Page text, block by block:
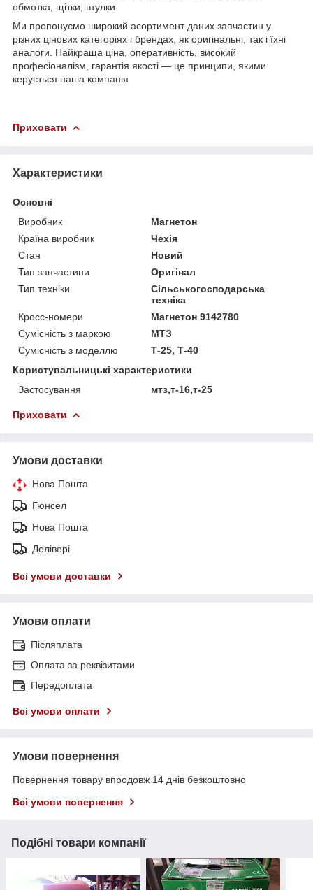
обмотка, щітки, втулки.
Ми пропонуємо широкий асортимент даних запчастин у
різних цінових категоріях і брендах, як оригінальні, так і їхні
аналоги. Найкраща ціна, оперативність, високий
професіоналізм, гарантія якості — це принципи, якими
керується наша компанія
Приховати
Характеристики
Основні
Виробник
Магнетон
Країна виробник
Чехія
Стан
Новий
Тип запчастини
Оригінал
Тип техніки
Сільськогосподарська
техніка
Кросс-номери
Магнетон 9142780
Сумісність з маркою
МТЗ
Сумісність з моделлю
Т-25, Т-40
Користувальницькі характеристики
Застосування
мтз,т-16,т-25
Приховати
Умови доставки
Нова Пошта
Гюнсел
Нова Пошта
Делівері
Всі умови доставки
Умови оплати
Післяплата
Оплата за реквізитами
Передоплата
Всі умови оплати
Умови повернення
Повернення товару впродовж 14 днів безкоштовно
Всі умови повернення
Подібні товари компанії